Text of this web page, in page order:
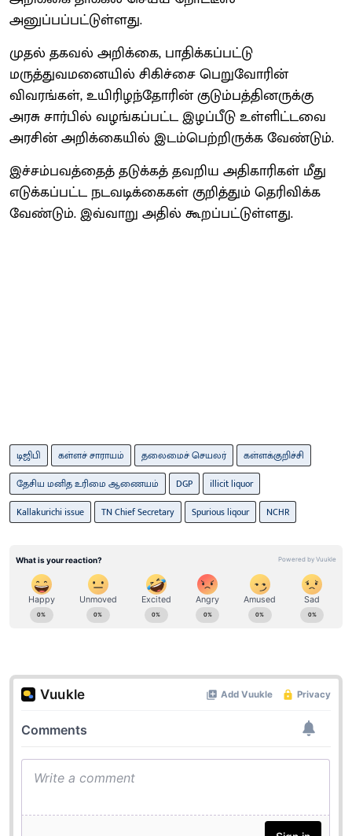
அனுப்பப்பட்டுள்ளது.
முதல் தகவல் அறிக்கை, பாதிக்கப்பட்டு
மருத்துவமனையில் சிகிச்சை பெறுவோரின்
விவரங்கள், உயிரிழந்தோரின் குடும்பத்தினருக்கு
அரசு சார்பில் வழங்கப்பட்ட இழப்பீடு உள்ளிட்டவை
அரசின் அறிக்கையில் இடம்பெற்றிருக்க வேண்டும்.
இச்சம்பவத்தைத் தடுக்கத் தவறிய அதிகாரிகள் மீது
எடுக்கப்பட்ட நடவடிக்கைகள் குறித்தும் தெரிவிக்க
வேண்டும். இவ்வாறு அதில் கூறப்பட்டுள்ளது.
டிஜிபி கள்ளச் சாராயம் தலைமைச் செயலர்
கள்ளக்குறிச்சி
தேசிய மனித உரிமை ஆணையம்
DGP
illicit liquor
Kallakurichi issue
TN Chief Secretary Spurious liqour NCHR